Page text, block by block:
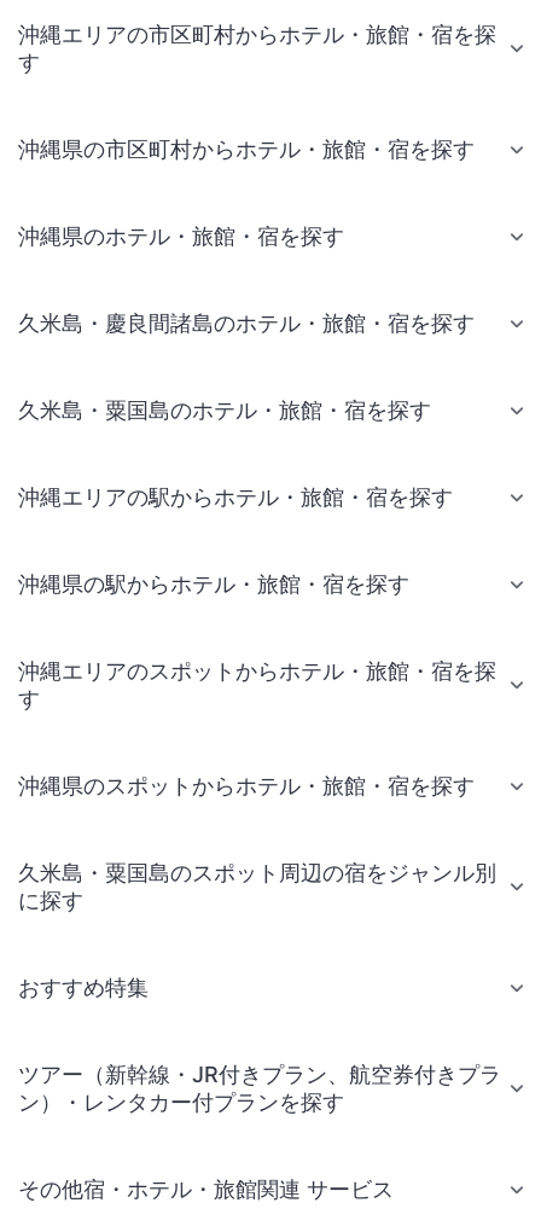
沖縄エリアの市区町村からホテル・旅館・宿を探
す
沖縄県の市区町村からホテル・旅館・宿を探す
沖縄県のホテル・旅館・宿を探す
久米島・慶良間諸島のホテル・旅館・宿を探す
久米島・粟国島のホテル・旅館・宿を探す
沖縄エリアの駅からホテル・旅館・宿を探す
沖縄県の駅からホテル・旅館・宿を探す
沖縄エリアのスポットからホテル・旅館・宿を探
す
沖縄県のスポットからホテル・旅館・宿を探す
久米島・粟国島のスポット周辺の宿をジャンル別
に探す
おすすめ特集
ツアー（新幹線・JR付きプラン、航空券付きプラ
ン）・レンタカー付プランを探す
その他宿・ホテル・旅館関連 サービス